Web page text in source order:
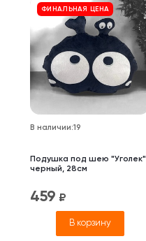
ФИНАЛЬНАЯ ЦЕНА
В наличии:19
Подушка под шею "Уголек"
черный, 28см
459 ₽
В корзину